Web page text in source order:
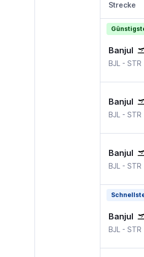
Strecke
Banjul
BJL Banjul
- STR
Banjul
BJL Banjul
- STR
Banjul
BJL Banjul
- STR
Banjul
BJL Banjul
- STR